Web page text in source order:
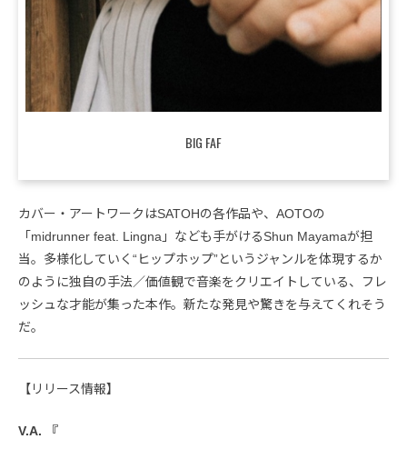
BIG FAF
カバー・アートワークはSATOHの各作品や、AOTOの
「midrunner feat. Lingna」なども手がけるShun Mayamaが担
当。多様化していく“ヒップホップ”というジャンルを体現するか
のように独自の手法／価値観で音楽をクリエイトしている、フレ
ッシュな才能が集った本作。新たな発見や驚きを与えてくれそう
だ。
【リリース情報】
V.A. 『